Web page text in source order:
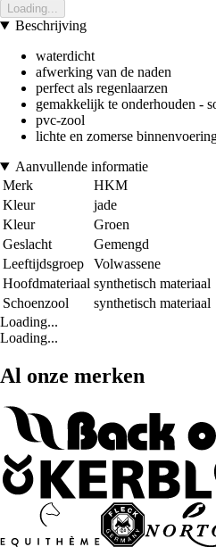
Loading...
Beschrijving
waterdicht
afwerking van de naden
perfect als regenlaarzen
gemakkelijk te onderhouden -
pvc-zool
lichte en zomerse
Aanvullende informatie
Merk
HKM
Kleur
jade
Kleur
Groen
Geslacht
Gemengd
Leeftijdsgroep
Volwassene
Hoofdmateriaal synthetisch materiaal
Schoenzool
synthetisch materiaal
Loading...
Loading...
Al onze merken